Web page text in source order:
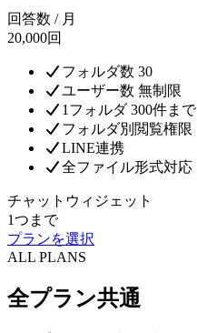
回答数 / 月
20,000回
フォルダ数 30
ユーザー数 無制限
1フォルダ 300件まで
フォルダ別閲覧権限
LINE連携
全ファイル形式対応
チャットウィジェット
1つまで
プランを選択
ALL PLANS
全プラン共通